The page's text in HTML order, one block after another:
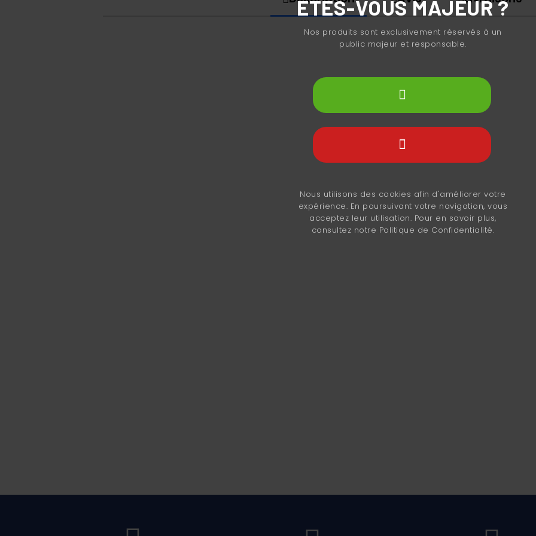
ÊTES-VOUS MAJEUR ?
Nos produits sont exclusivement réservés à un
public majeur et responsable.
Nous utilisons des cookies afin d'améliorer votre
expérience. En poursuivant votre navigation, vous
acceptez leur utilisation. Pour en savoir plus,
consultez notre Politique de Confidentialité.